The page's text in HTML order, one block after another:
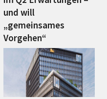
und will
„gemeinsames
Vorgehen“